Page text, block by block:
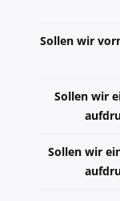
Sollen wir
Sollen wir
Sollen wir